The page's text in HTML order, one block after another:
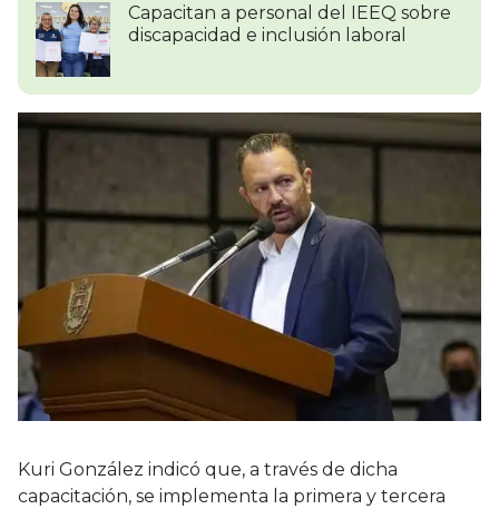
Capacitan a personal del IEEQ sobre
discapacidad e inclusión laboral
Kuri González indicó que, a través de dicha
capacitación, se implementa la primera y tercera